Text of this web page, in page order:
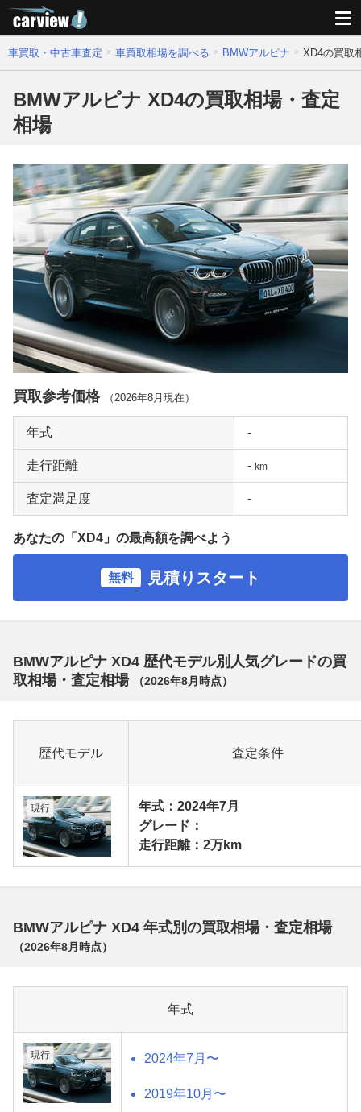
車買取・中古車査定 車買取相場を調べる BMWアルピナ XD4の買取
BMWアルピナ XD4の買取相場・査定
相場
買取参考価格 （ 2026年8月 現在）
年式 -
走行距離 - km
査定満足度 -
あなたの「XD4」の最高額を調べよう
無料 見積りスタート
BMWアルピナ XD4 歴代モデル別人気グレードの買
取相場・査定相場
（2026年8月 時点）
歴代モデル 査定条件
現行
年式：2024年7月
グレード：
走行距離：2万km
BMWアルピナ XD4 年式別の買取相場・査定相場
（2026年8月 時点）
年式
現行 2024年7月〜
2019年10月〜